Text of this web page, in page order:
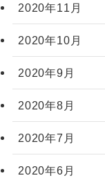
2020年11月
2020年10月
2020年9月
2020年8月
2020年7月
2020年6月